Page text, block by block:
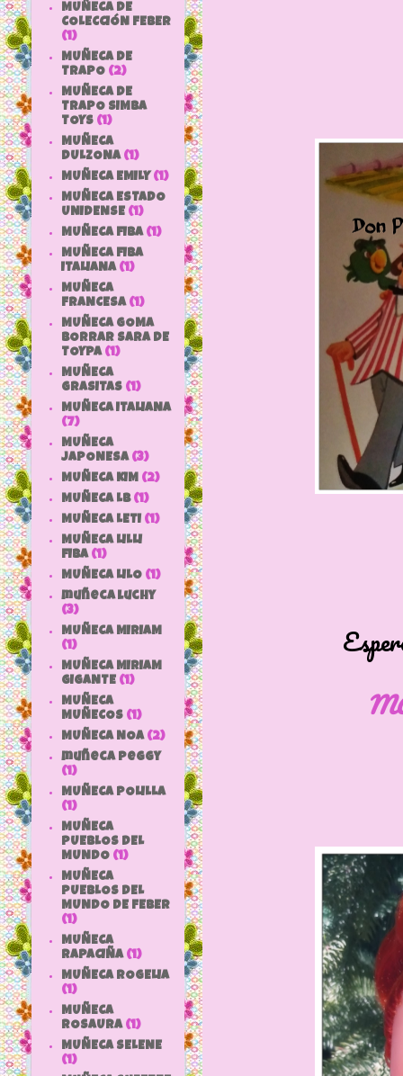
MUÑECA DE
COLECCIÓN FEBER
(1)
MUÑECA DE
TRAPO (2)
MUÑECA DE
TRAPO SIMBA
TOYS (1)
MUÑECA
DULZONA (1)
MUÑECA EMILY (1)
MUÑECA ESTADO
UNIDENSE (1)
MUÑECA FIBA (1)
MUÑECA FIBA
ITALIANA (1)
MUÑECA
FRANCESA (1)
MUÑECA GOMA
BORRAR SARA DE
TOYPA (1)
MUÑECA
GRASITAS (1)
MUÑECA ITALIANA
(7)
MUÑECA
JAPONESA (3)
MUÑECA KIM (2)
MUÑECA LB (1)
MUÑECA LETI (1)
MUÑECA LILLI
FIBA (1)
MUÑECA LILO (1)
muñeca luchy
(3)
MUÑECA MIRIAM
(1)
MUÑECA MIRIAM
GIGANTE (1)
MUÑECA
MUÑECOS (1)
MUÑECA NOA (2)
muñeca peggy
(1)
MUÑECA POLILLA
(1)
MUÑECA
PUEBLOS DEL
MUNDO (1)
MUÑECA
PUEBLOS DEL
MUNDO DE FEBER
(1)
MUÑECA
RAPACIÑA (1)
MUÑECA ROGELIA
(1)
MUÑECA
ROSAURA (1)
MUÑECA SELENE
(1)